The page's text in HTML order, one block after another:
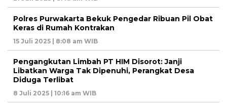
Polres Purwakarta Bekuk Pengedar Ribuan Pil Obat
Keras di Rumah Kontrakan
15 Juli 2025 | 8:08 am WIB
Pengangkutan Limbah PT HIM Disorot: Janji
Libatkan Warga Tak Dipenuhi, Perangkat Desa
Diduga Terlibat
8 Juli 2025 | 10:16 am WIB